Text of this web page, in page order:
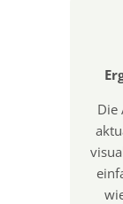
Die